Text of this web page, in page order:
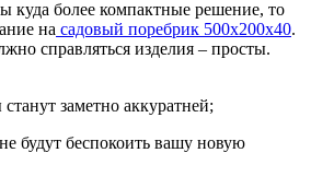
куда более компактные решение, то
на садовый поребрик 500х200х40.
справляться изделия – просты.
заметно аккуратней;
будут беспокоить вашу новую